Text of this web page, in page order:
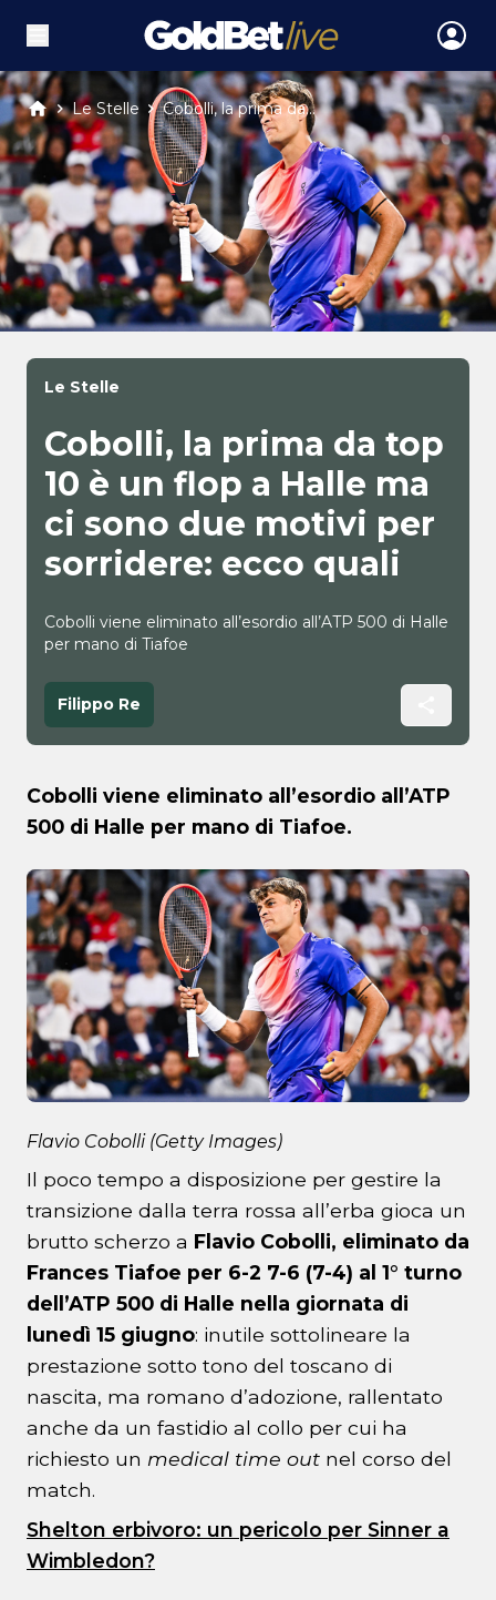
Le Stelle Cobolli, la prima da...
Le Stelle
Cobolli, la prima da top
10 è un flop a Halle ma
ci sono due motivi per
sorridere: ecco quali
Cobolli viene eliminato all’esordio all’ATP 500 di Halle
per mano di Tiafoe
Filippo Re
Cobolli viene eliminato all’esordio all’ATP
500 di Halle per mano di Tiafoe.
Flavio Cobolli (Getty Images)
Il poco tempo a disposizione per gestire la
transizione dalla terra rossa all’erba gioca un
brutto scherzo a Flavio Cobolli, eliminato da
Frances Tiafoe per 6-2 7-6 (7-4) al 1° turno
dell’ATP 500 di Halle nella giornata di
lunedì 15 giugno: inutile sottolineare la
prestazione sotto tono del toscano di
nascita, ma romano d’adozione, rallentato
anche da un fastidio al collo per cui ha
richiesto un medical time out nel corso del
match.
Shelton erbivoro: un pericolo per Sinner a
Wimbledon?